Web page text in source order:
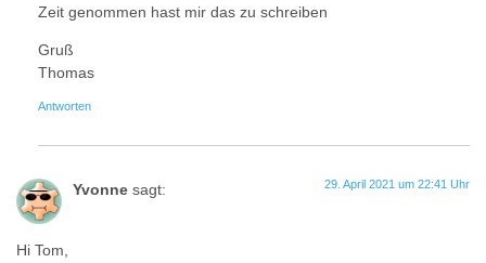
Zeit genommen hast mir das zu schreiben
Gruß
Thomas
Antworten
Yvonne sagt: 29. April 2021 um 22:41 Uhr
Hi Tom,